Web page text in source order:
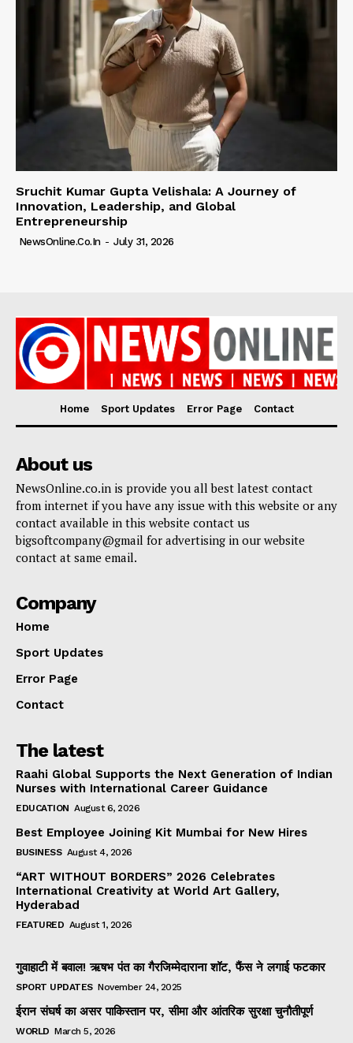
Sruchit Kumar Gupta Velishala: A Journey of
Innovation, Leadership, and Global
Entrepreneurship
NewsOnline.co.in - July 31, 2026
Home Sport Updates Error Page Contact
About us
NewsOnline.co.in is provide you all best latest contact
from internet if you have any issue with this website or any
contact available in this website contact us
bigsoftcompany@gmail for advertising in our website
contact at same email.
Company
Home
Sport Updates
Error Page
Contact
The latest
Raahi Global Supports the Next Generation of Indian
Nurses with International Career Guidance
EDUCATION August 6, 2026
Best Employee Joining Kit Mumbai for New Hires
BUSINESS August 4, 2026
“ART WITHOUT BORDERS” 2026 Celebrates
International Creativity at World Art Gallery,
Hyderabad
FEATURED August 1, 2026
गुवाहाटी में बवाल! ऋषभ पंत का गैरजिम्मेदाराना शॉट, फैंस ने लगाई फटकार
SPORT UPDATES November 24, 2025
ईरान संघर्ष का असर पाकिस्तान पर, सीमा और आंतरिक सुरक्षा चुनौतीपूर्ण
WORLD March 5, 2026